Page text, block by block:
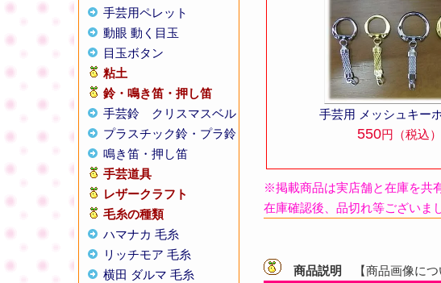
手芸用ペレット
動眼 動く目玉
目玉ボタン
粘土
鈴・鳴き笛・押し笛
手芸鈴
クリスマスベル
プラスチック鈴・プラ鈴
鳴き笛・押し笛
手芸道具
レザークラフト
毛糸の種類
ハマナカ 毛糸
リッチモア 毛糸
横田 ダルマ 毛糸
手芸用 メッシュキー
550円（税込）
※掲載商品は実店舗と在庫を共
在庫確認後、品切れ等ございま
商品説明
【商品画像につ